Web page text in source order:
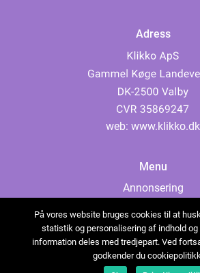
Adress
web: www.klikko.dk
Menu
Annonsering
Cookies
Kontakta oss
Sitemap
På vores website bruges cookies til at
statistik og personalisering af indhold og
information deles med tredjepart. Ved
godkender du